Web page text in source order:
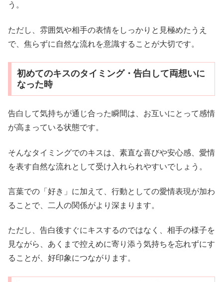
う。
ただし、雰囲気や相手の表情をしっかりと見極めたうえ
で、焦らずに自然な流れを意識することが大切です。
初めてのキスのタイミング・告白して両想いに
なった時
告白して気持ちが通じ合った瞬間は、お互いにとって感情
が高まっている状態です。
そんなタイミングでのキスは、素直な喜びや安心感、愛情
を表す自然な流れとして受け入れられやすいでしょう。
言葉での「好き」に加えて、行動としての愛情表現が加わ
ることで、二人の関係がより深まります。
ただし、告白後すぐにキスするのではなく、相手の様子を
見ながら、あくまで控えめに寄り添う気持ちを忘れずにす
ることが、好印象につながります。